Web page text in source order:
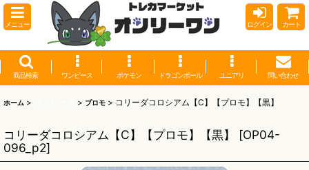
メニュー ログイン カート
商品検索 ワンピース ポケモン ドラゴンボール ユニアリ 問い合わせ
ホーム > > プロモ > コリーダコロシアム【C】【プロモ】【黒】
コリーダコロシアム【C】【プロモ】【黒】 [OP04-
096_p2]